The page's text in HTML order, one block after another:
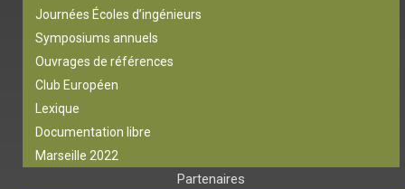
Journées Écoles d’ingénieurs
Symposiums annuels
Ouvrages de références
Club Européen
Lexique
Documentation libre
Marseille 2022
Partenaires